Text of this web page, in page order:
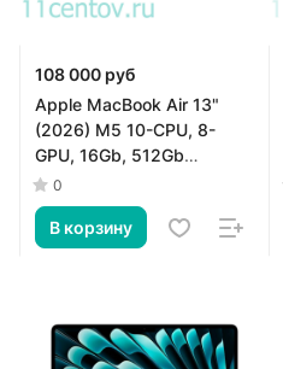
108 000 руб
Apple MacBook Air 13"
(2026) M5 10-CPU, 8-
GPU, 16Gb, 512Gb
Starlight MDHA4
0
В корзину